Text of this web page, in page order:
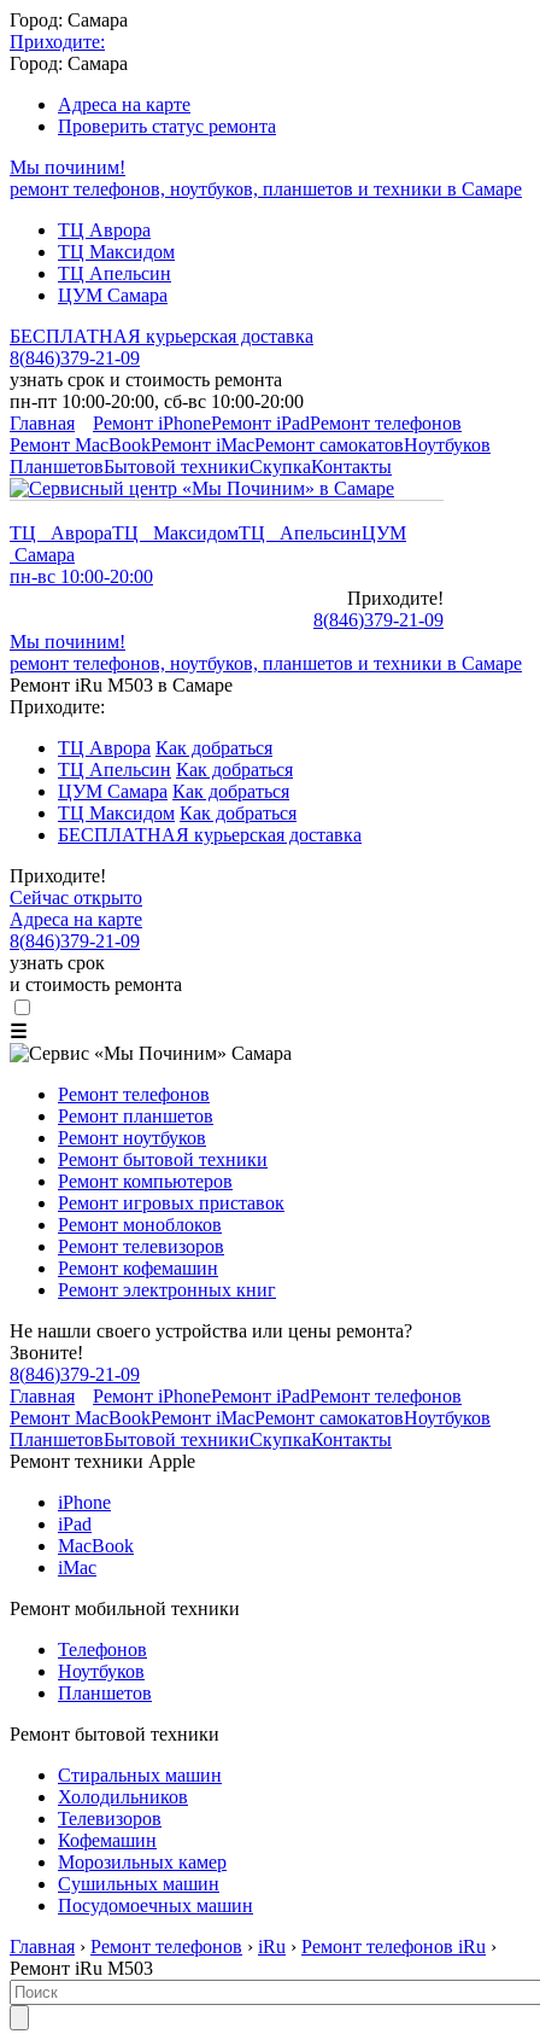
Город: Самара
Приходите:
Город: Самара
Адреса на карте
Проверить статус ремонта
Мы починим!
ремонт телефонов, ноутбуков, планшетов и техники в Самаре
ТЦ Аврора
ТЦ Максидом
ТЦ Апельсин
ЦУМ Самара
БЕСПЛАТНАЯ курьерская доставка
8(846)379-21-09
узнать срок и стоимость ремонта
пн-пт 10:00-20:00, сб-вс 10:00-20:00
Главная
Ремонт iPhoneРемонт iPadРемонт телефонов
Ремонт MacBookРемонт iMacРемонт самокатовНоутбуков
ПланшетовБытовой техникиСкупкаКонтакты
ТЦ АврораТЦ МаксидомТЦ АпельсинЦУМ
Самара
пн-вс 10:00-20:00
Приходите!
8(846)379-21-09
Мы починим!
ремонт телефонов, ноутбуков, планшетов и техники в Самаре
Ремонт iRu M503 в Самаре
Приходите:
ТЦ Аврора Как добраться
ТЦ Апельсин Как добраться
ЦУМ Самара Как добраться
ТЦ Максидом Как добраться
БЕСПЛАТНАЯ курьерская доставка
Приходите!
Сейчас открыто
Адреса на карте
8(846)379-21-09
узнать срок
и стоимость ремонта
☰
Ремонт телефонов
Ремонт планшетов
Ремонт ноутбуков
Ремонт бытовой техники
Ремонт компьютеров
Ремонт игровых приставок
Ремонт моноблоков
Ремонт телевизоров
Ремонт кофемашин
Ремонт электронных книг
Не нашли своего устройства или цены ремонта?
Звоните!
8(846)379-21-09
Главная
Ремонт iPhoneРемонт iPadРемонт телефонов
Ремонт MacBookРемонт iMacРемонт самокатовНоутбуков
ПланшетовБытовой техникиСкупкаКонтакты
Ремонт техники Apple
iPhone
iPad
MacBook
iMac
Ремонт мобильной техники
Телефонов
Ноутбуков
Планшетов
Ремонт бытовой техники
Стиральных машин
Холодильников
Телевизоров
Кофемашин
Морозильных камер
Сушильных машин
Посудомоечных машин
Главная › Ремонт телефонов › iRu › Ремонт телефонов iRu ›
Ремонт iRu M503